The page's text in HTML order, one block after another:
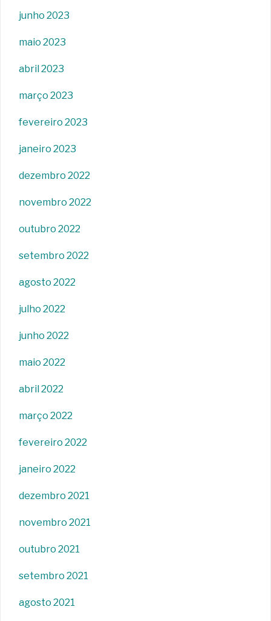
junho 2023
maio 2023
abril 2023
março 2023
fevereiro 2023
janeiro 2023
dezembro 2022
novembro 2022
outubro 2022
setembro 2022
agosto 2022
julho 2022
junho 2022
maio 2022
abril 2022
março 2022
fevereiro 2022
janeiro 2022
dezembro 2021
novembro 2021
outubro 2021
setembro 2021
agosto 2021